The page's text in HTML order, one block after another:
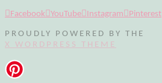
Facebook YouTube Instagram Pinterest
PROUDLY POWERED BY THE
X WORDPRESS THEME